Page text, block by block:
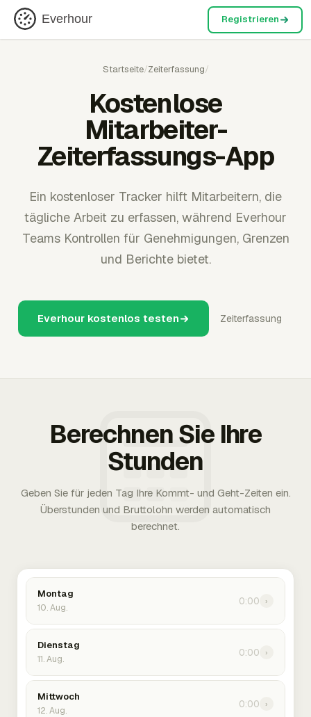
Everhour Registrieren
Startseite/Zeiterfassung/
Kostenlose
Mitarbeiter-
Zeiterfassungs-App
Ein kostenloser Tracker hilft Mitarbeitern, die
tägliche Arbeit zu erfassen, während Everhour
Teams Kontrollen für Genehmigungen, Grenzen
und Berichte bietet.
Everhour kostenlos testen Zeiterfassung
Berechnen Sie Ihre
Stunden
Geben Sie für jeden Tag Ihre Kommt- und Geht-Zeiten ein.
Überstunden und Bruttolohn werden automatisch
berechnet.
Montag
10. Aug.
0:00 ›
Dienstag
11. Aug.
0:00 ›
Mittwoch
12. Aug.
0:00 ›